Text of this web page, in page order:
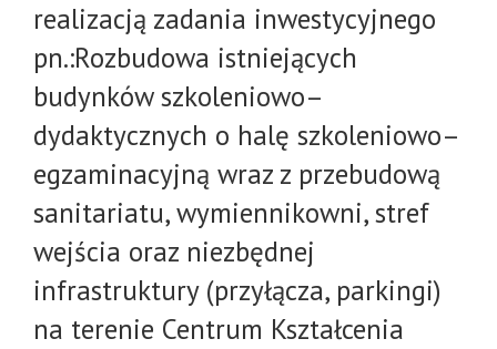
realizacją zadania inwestycyjnego
pn.:Rozbudowa istniejących
budynków szkoleniowo–
dydaktycznych o halę szkoleniowo–
egzaminacyjną wraz z przebudową
sanitariatu, wymiennikowni, stref
wejścia oraz niezbędnej
infrastruktury (przyłącza, parkingi)
na terenie Centrum Kształcenia